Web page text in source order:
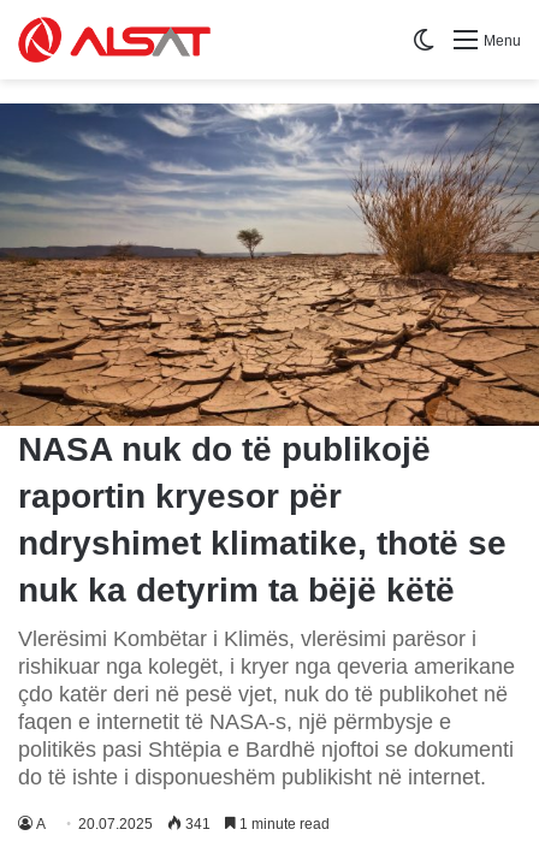
Menu
Switch skin
NASA nuk do të publikojë
raportin kryesor për
ndryshimet klimatike, thotë se
nuk ka detyrim ta bëjë këtë
Vlerësimi Kombëtar i Klimës, vlerësimi parësor i
rishikuar nga kolegët, i kryer nga qeveria amerikane
çdo katër deri në pesë vjet, nuk do të publikohet në
faqen e internetit të NASA-s, një përmbysje e
politikës pasi Shtëpia e Bardhë njoftoi se dokumenti
do të ishte i disponueshëm publikisht në internet.
A 20.07.2025 341 1 minute read